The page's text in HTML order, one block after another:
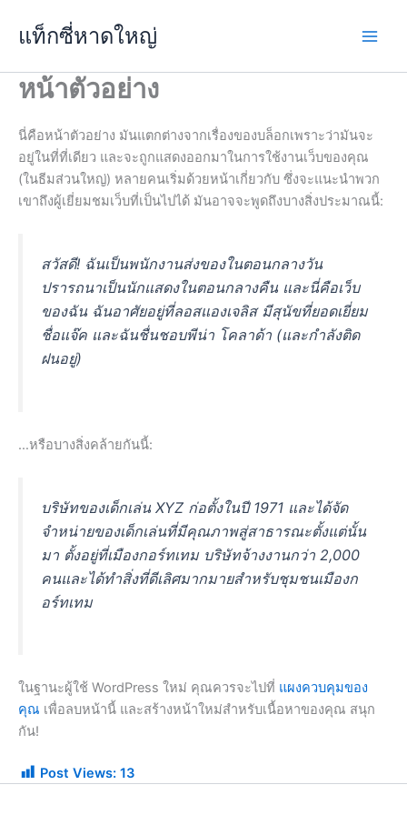
แท็กซี่หาดใหญ่
หน้าตัวอย่าง
นี่คือหน้าตัวอย่าง มันแตกต่างจากเรื่องของบล็อกเพราะว่ามันจะ
อยู่ในที่ที่เดียว และจะถูกแสดงออกมาในการใช้งานเว็บของคุณ
(ในธีมส่วนใหญ่) หลายคนเริ่มด้วยหน้าเกี่ยวกับ ซึ่งจะแนะนำพวก
เขาถึงผู้เยี่ยมชมเว็บที่เป็นไปได้ มันอาจจะพูดถึงบางสิ่งประมาณนี้:
สวัสดี! ฉันเป็นพนักงานส่งของในตอนกลางวัน
ปรารถนาเป็นนักแสดงในตอนกลางคืน และนี่คือเว็บ
ของฉัน ฉันอาศัยอยู่ที่ลอสแองเจลิส มีสุนัขที่ยอดเยี่ยม
ชื่อแจ๊ค และฉันชื่นชอบพีน่า โคลาด้า (และกำลังติด
ฝนอยู่)
…หรือบางสิ่งคล้ายกันนี้:
บริษัทของเด็กเล่น XYZ ก่อตั้งในปี 1971 และได้จัด
จำหน่ายของเด็กเล่นที่มีคุณภาพสู่สาธารณะตั้งแต่นั้น
มา ตั้งอยู่ที่เมืองกอร์ทเทม บริษัทจ้างงานกว่า 2,000
คนและได้ทำสิ่งที่ดีเลิศมากมายสำหรับชุมชนเมืองก
อร์ทเทม
ในฐานะผู้ใช้ WordPress ใหม่ คุณควรจะไปที่ แผงควบคุมของ
คุณ เพื่อลบหน้านี้ และสร้างหน้าใหม่สำหรับเนื้อหาของคุณ สนุก
กัน!
Post Views: 13